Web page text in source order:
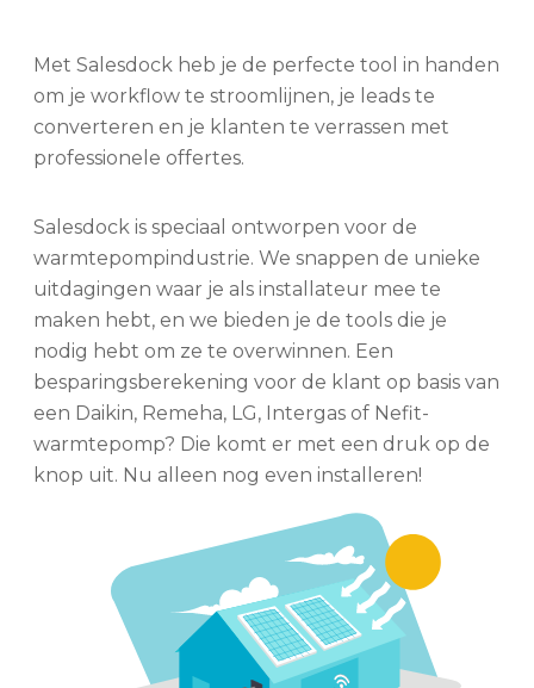
Met Salesdock heb je de perfecte tool in handen
om je workflow te stroomlijnen, je leads te
converteren en je klanten te verrassen met
professionele offertes.
Salesdock is speciaal ontworpen voor de
warmtepompindustrie. We snappen de unieke
uitdagingen waar je als installateur mee te
maken hebt, en we bieden je de tools die je
nodig hebt om ze te overwinnen. Een
besparingsberekening voor de klant op basis van
een Daikin, Remeha, LG, Intergas of Nefit-
warmtepomp? Die komt er met een druk op de
knop uit. Nu alleen nog even installeren!